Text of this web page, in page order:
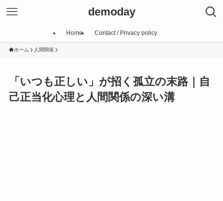
demoday
Home Contact / Privacy policy
ホーム 人間関係
「いつも正しい」が招く孤立の末路｜自
己正当化心理と人間関係の深い溝